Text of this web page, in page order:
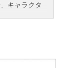
キャラクタ